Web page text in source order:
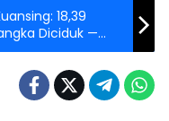
18,39
Diciduk —
Sabu dengan Bir